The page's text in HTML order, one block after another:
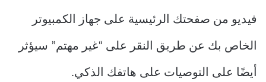
فيديو من صفحتك الرئيسية على جهاز الكمبيوتر
الخاص بك عن طريق النقر على “غير مهتم” سيؤثر
أيضًا على التوصيات على هاتفك الذكي.